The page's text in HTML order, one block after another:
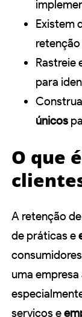
Existem
Rastreie
para
únicos
O que
A retenção
de práticas e
uma
serviços e